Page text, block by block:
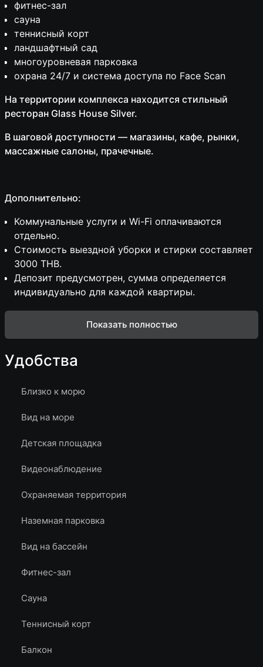
фитнес-зал
сауна
теннисный корт
ландшафтный сад
многоуровневая парковка
охрана 24/7 и система доступа по Face Scan
На территории комплекса находится стильный
ресторан Glass House Silver.
В шаговой доступности — магазины, кафе, рынки,
массажные салоны, прачечные.
Дополнительно:
Коммунальные услуги и Wi-Fi оплачиваются
отдельно.
Стоимость выездной уборки и стирки составляет
3000 THB.
Депозит предусмотрен, сумма определяется
индивидуально для каждой квартиры.
Показать полностью
Удобства
Близко к морю
Вид на море
Детская площадка
Видеонаблюдение
Охраняемая территория
Наземная парковка
Вид на бассейн
Фитнес-зал
Сауна
Теннисный корт
Балкон